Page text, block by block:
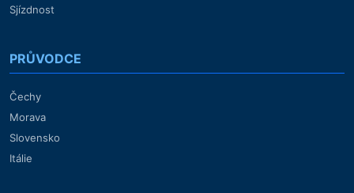
Sjízdnost
PRŮVODCE
Čechy
Morava
Slovensko
Itálie